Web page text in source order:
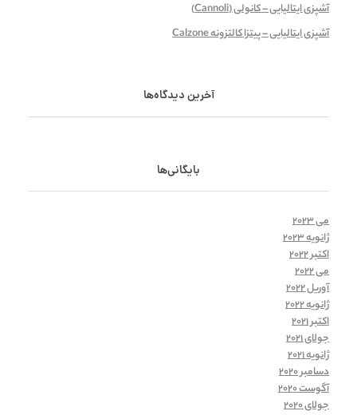
آشپزی ایتالیایی – کانولی (Cannoli)
آشپزی ایتالیایی – پیتزا کالتزونه Calzone
آخرین دیدگاه‌ها
بایگانی‌ها
می 2023
ژانویه 2023
اکتبر 2022
می 2022
آوریل 2022
ژانویه 2022
اکتبر 2021
جولای 2021
ژانویه 2021
دسامبر 2020
آگوست 2020
جولای 2020